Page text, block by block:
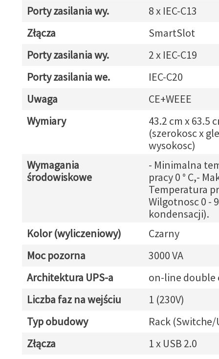
Porty zasilania wy.
8 x IEC-C13
Złącza
SmartSlot
Porty zasilania wy.
2 x IEC-C19
Porty zasilania we.
IEC-C20
Uwaga
CE+WEEE
Wymiary
43.2 cm x 63.5
(szerokosc x
wysokosc)
Wymagania
środowiskowe
- Minimalna
pracy 0 ° C,-
Temperatura
Wilgotnosc 0 -
kondensacji).
Kolor (wyliczeniowy)
Czarny
Moc pozorna
3000 VA
Architektura UPS-a
on-line double
Liczba faz na wejściu
1 (230V)
Typ obudowy
Rack (Switche/
Złącza
1 x USB 2.0